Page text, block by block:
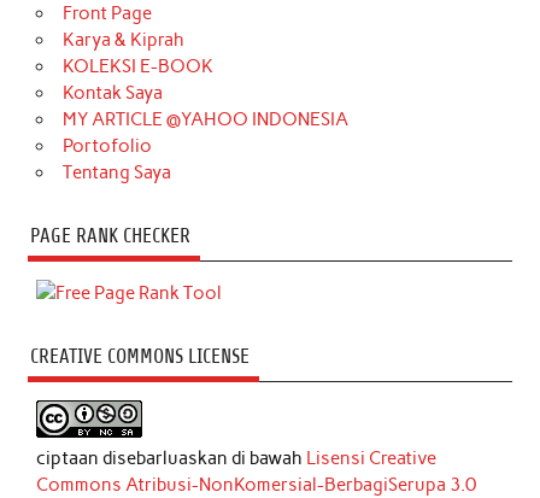
Front Page
Karya & Kiprah
KOLEKSI E-BOOK
Kontak Saya
MY ARTICLE @YAHOO INDONESIA
Portofolio
Tentang Saya
PAGE RANK CHECKER
CREATIVE COMMONS LICENSE
ciptaan disebarluaskan di bawah Lisensi Creative
Commons Atribusi-NonKomersial-BerbagiSerupa 3.0